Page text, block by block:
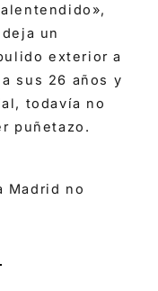
un
exterior a
sus 26 años y
todavía no
puñetazo.
Madrid no